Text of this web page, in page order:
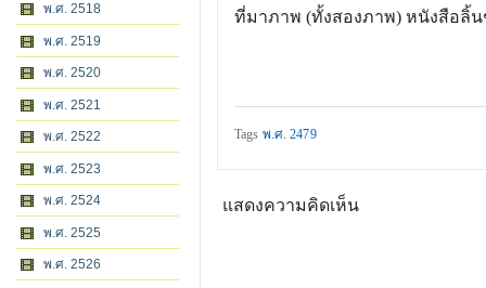
พ.ศ. 2518
พ.ศ. 2519
พ.ศ. 2520
พ.ศ. 2521
พ.ศ. 2522
พ.ศ. 2523
พ.ศ. 2524
พ.ศ. 2525
พ.ศ. 2526
ที่มาภาพ (ทั้งสองภาพ) หนังสือลิ้น
Tags พ.ศ. 2479
แสดงความคิดเห็น